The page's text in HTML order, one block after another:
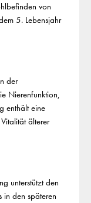
von
5. Lebensjahr
der
Nierenfunktion,
enthält eine
älterer
unterstützt den
in den späteren